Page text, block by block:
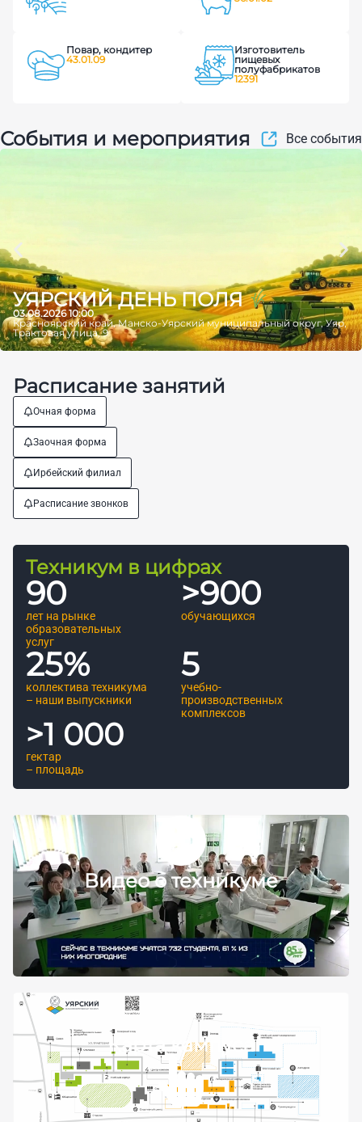
Повар, кондитер
43.01.09
Изготовитель
пищевых
полуфабрикатов
12391
События и мероприятия Все события
УЯРСКИЙ ДЕНЬ ПОЛЯ
03.08.2026 10:00
Красноярский край, Манско-Уярский муниципальный округ, Уяр,
Трактовая улица, 9
Расписание занятий
Очная форма
Заочная форма
Ирбейский филиал
Расписание звонков
Техникум в цифрах
лет на рынке
образовательных
услуг
90
обучающихся
>900
коллектива техникума
– наши выпускники
25%
учебно-
производственных
комплексов
5
гектар
– площадь
>1 000
Видео о техникуме
Карта кампуса